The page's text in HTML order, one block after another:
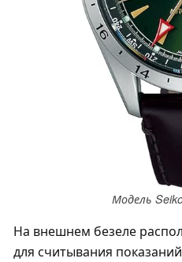
Модель
На внешнем безеле
для считывания показаний